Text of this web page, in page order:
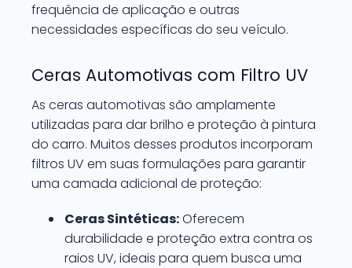
frequência de aplicação e outras
necessidades específicas do seu veículo.
Ceras Automotivas com Filtro UV
As ceras automotivas são amplamente
utilizadas para dar brilho e proteção à pintura
do carro. Muitos desses produtos incorporam
filtros UV em suas formulações para garantir
uma camada adicional de proteção:
Ceras Sintéticas:Oferecem
durabilidade e proteção extra contra os
raios UV, ideais para quem busca uma